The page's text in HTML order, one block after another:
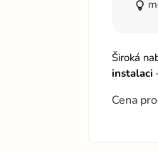
Široká
instalaci
Cena